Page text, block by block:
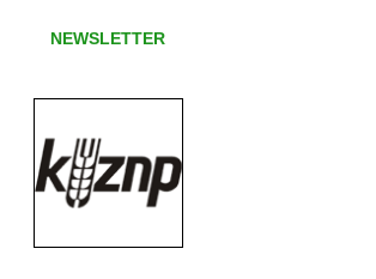
NEWSLETTER